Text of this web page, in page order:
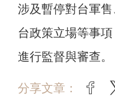
涉及暫停對台軍
台政策立場等事
進行監督與審查。
分享文章：